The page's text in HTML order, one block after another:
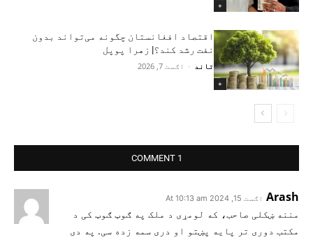
+
+
اقتصاد افغانستان چگونه می‌تواند بدون
نفت رشد کند؟| زهرا پوپل
تاند - اګست 7, 2026
1 COMMENT
Arash اګست 15, 2024 At 10:13 am
مننه ښکلی صاحب، که لومړی د ملک په ګوټ ګوټ کی د
مکتب دوری تر پایه پښتو او دری سمه زده سی. په دی